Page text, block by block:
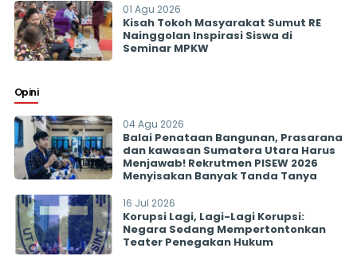
01 Agu 2026
Kisah Tokoh Masyarakat Sumut RE
Nainggolan Inspirasi Siswa di
Seminar MPKW
Opini
04 Agu 2026
Balai Penataan Bangunan, Prasarana
dan kawasan Sumatera Utara Harus
Menjawab! Rekrutmen PISEW 2026
Menyisakan Banyak Tanda Tanya
16 Jul 2026
Korupsi Lagi, Lagi-Lagi Korupsi:
Negara Sedang Mempertontonkan
Teater Penegakan Hukum